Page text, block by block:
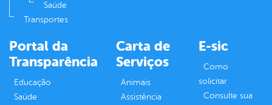
Saúde
Transportes
Portal da
Transparência
Educação
Saúde
Carta de
Serviços
Animais
Assistência
E-sic
Como
solicitar
Consulte sua